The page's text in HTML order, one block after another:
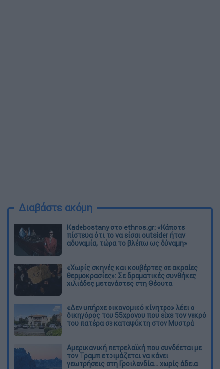
Διαβάστε ακόμη
Kadebostany στο ethnos.gr: «Κάποτε
πίστευα ότι το να είσαι outsider ήταν
αδυναμία, τώρα το βλέπω ως δύναμη»
«Χωρίς σκηνές και κουβέρτες σε ακραίες
θερμοκρασίες»: Σε δραματικές συνθήκες
χιλιάδες μετανάστες στη Θέουτα
«Δεν υπήρχε οικονομικό κίνητρο» λέει ο
δικηγόρος του 55χρονου που είχε τον νεκρό
του πατέρα σε καταψύκτη στον Μυστρά
Αμερικανική πετρελαϊκή που συνδέεται με
τον Τραμπ ετοιμάζεται να κάνει
γεωτρήσεις στη Γροιλανδία... χωρίς άδεια